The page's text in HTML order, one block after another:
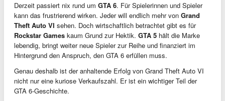
Derzeit passiert nix rund um GTA 6. Für Spielerinnen und Spieler
kann das frustrierend wirken. Jeder will endlich mehr von Grand
Theft Auto VI sehen. Doch wirtschaftlich betrachtet gibt es für
Rockstar Games kaum Grund zur Hektik. GTA 5 hält die Marke
lebendig, bringt weiter neue Spieler zur Reihe und finanziert im
Hintergrund den Anspruch, den GTA 6 erfüllen muss.
Genau deshalb ist der anhaltende Erfolg von Grand Theft Auto VI
nicht nur eine kuriose Verkaufszahl. Er ist ein wichtiger Teil der
GTA 6-Geschichte.